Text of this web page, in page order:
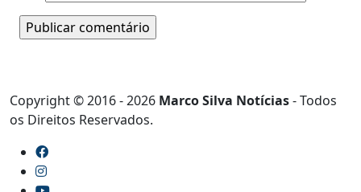
Copyright © 2016 - 2026 Marco Silva Notícias- Todos
os Direitos Reservados.